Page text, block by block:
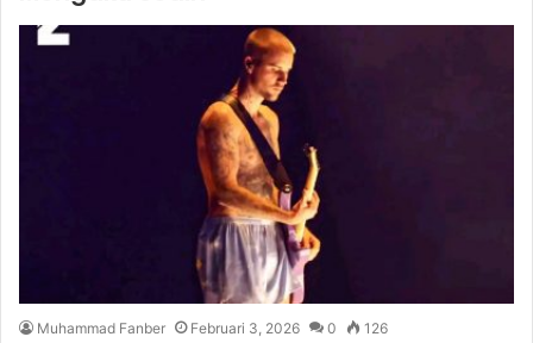
Muhammad Fanber Februari 3, 2026 0 126